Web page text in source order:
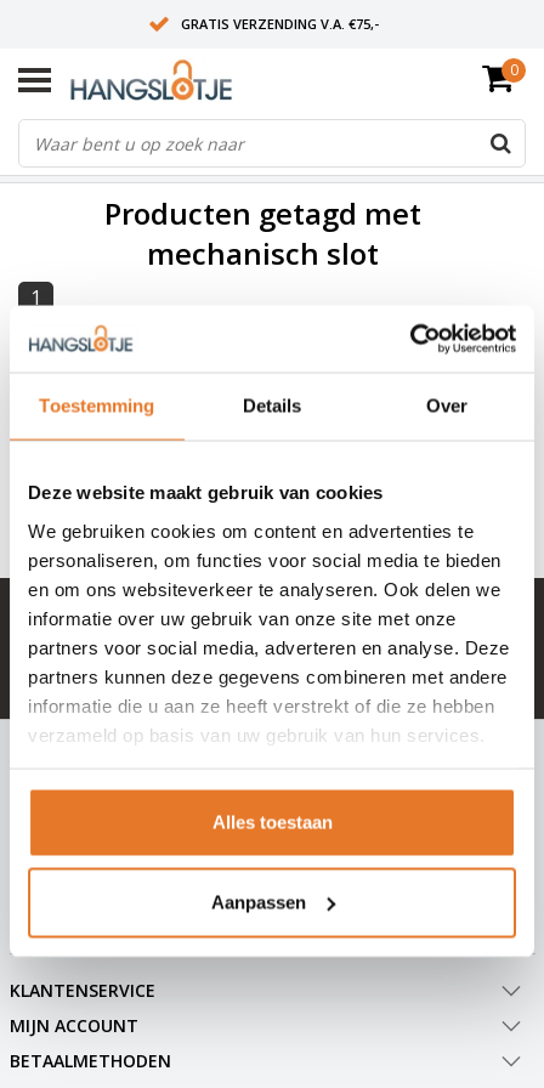
Toestemming Details Over
Deze website maakt gebruik van cookies
We gebruiken cookies om content en advertenties te
personaliseren, om functies voor social media te bieden
en om ons websiteverkeer te analyseren. Ook delen we
informatie over uw gebruik van onze site met onze
partners voor social media, adverteren en analyse. Deze
partners kunnen deze gegevens combineren met andere
informatie die u aan ze heeft verstrekt of die ze hebben
verzameld op basis van uw gebruik van hun services.
Alles toestaan
Aanpassen
GRATIS VERZENDING V.A. €75,-
OP WERKDAGEN VOOR 15:00 BESTELD? VOLGENDE DAG OP SLOT!
ALLES UIT VOORRAAD
0
Producten getagd met
mechanisch slot
1
Mechanische kluis met
Nog niet gewaardeerd
32,50 OP VOORRAAD
TOEVOEGEN AAN WINKELWAGEN
+ 100.000 tevreden klanten in NL & BE
Mail naarinfo@hangslotje.nl
of bel0488 - 745447
INSCHRIJVEN NIEUWSBRIEF
Meld je nu aan voor extra informatie of nieuwe producten
Abonneer
KLANTENSERVICE
MIJN ACCOUNT
BETAALMETHODEN